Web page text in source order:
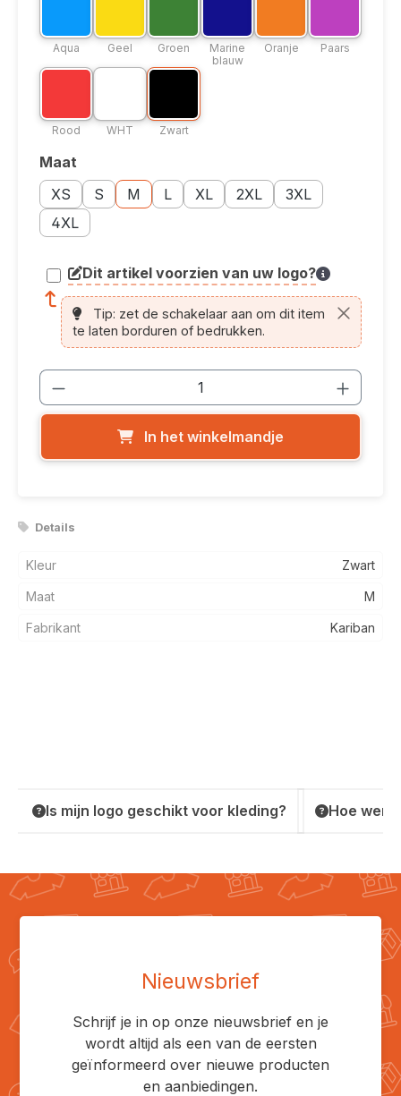
Aqua Geel Groen
Marine
blauw
Oranje Paars
Kleuroptie: Rood
Rood
Kleuroptie: WHT
WHT
Kleuroptie: Zwart
Zwart
Selecteer
Maat
XS
Maatoptie: XS
S
Maatoptie: S
M
Maatoptie: M
L
Maatoptie: L
XL
Maatoptie: XL
2XL
Maatoptie: 2XL
3XL
Maatoptie: 3XL
4XL
Maatoptie: 4XL
Dit artikel voorzien van uw logo?
article.printing.helptext
Tip: zet de schakelaar aan om dit item
te laten borduren of bedrukken.
Producthoeveelheid: Voer de
In het winkelmandje
Details
Kleur Zwart
Maat M
Fabrikant Kariban
Is mijn logo geschikt voor kleding? Hoe
Nieuwsbrief
Schrijf je in op onze nieuwsbrief en je
wordt altijd als een van de eersten
geïnformeerd over nieuwe producten
en aanbiedingen.